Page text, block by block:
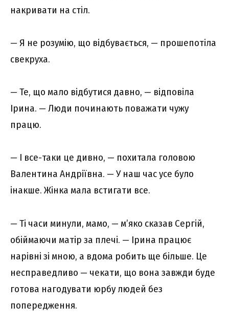
накривати на стіл.
— Я не розумію, що відбувається, — прошепотіла
свекруха.
— Те, що мало відбутися давно, — відповіла
Ірина. — Люди починають поважати чужу
працю.
— І все-таки це дивно, — похитала головою
Валентина Андріївна. — У наш час усе було
інакше. Жінка мала встигати все.
— Ті часи минули, мамо, — м’яко сказав Сергій,
обіймаючи матір за плечі. — Ірина працює
нарівні зі мною, а вдома робить ще більше. Це
несправедливо — чекати, що вона завжди буде
готова нагодувати юрбу людей без
попередження.